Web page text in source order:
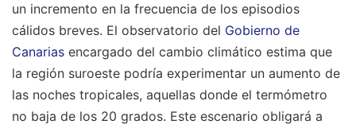
un incremento en la frecuencia de los episodios
cálidos breves. El observatorio del Gobierno de
Canarias encargado del cambio climático estima que
la región suroeste podría experimentar un aumento de
las noches tropicales, aquellas donde el termómetro
no baja de los 20 grados. Este escenario obligará a